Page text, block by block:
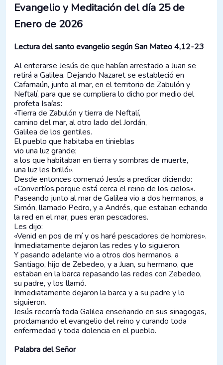
Evangelio y Meditación del día 25​ de
Enero de 2026
Lectura del santo evangelio según San Mateo 4,12-23
Al enterarse Jesús de que habían arrestado a Juan se
retirá a Galilea. Dejando Nazaret se estableció en
Cafarnaún, junto al mar, en el territorio de Zabulón y
Neftalí, para que se cumpliera lo dicho por medio del
profeta Isaías:
«Tierra de Zabulón y tierra de Neftalí,
camino del mar, al otro lado del Jordán,
Galilea de los gentiles.
El pueblo que habitaba en tinieblas
vio una luz grande;
a los que habitaban en tierra y sombras de muerte,
una luz les brilló».
Desde entonces comenzó Jesús a predicar diciendo:
«Convertíos,porque está cerca el reino de los cielos».
Paseando junto al mar de Galilea vio a dos hermanos, a
Simón, llamado Pedro, y a Andrés, que estaban echando
la red en el mar, pues eran pescadores.
Les dijo:
«Venid en pos de mí y os haré pescadores de hombres».
Inmediatamente dejaron las redes y lo siguieron.
Y pasando adelante vio a otros dos hermanos, a
Santiago, hijo de Zebedeo, y a Juan, su hermano, que
estaban en la barca repasando las redes con Zebedeo,
su padre, y los llamó.
Inmediatamente dejaron la barca y a su padre y lo
siguieron.
Jesús recorría toda Galilea enseñando en sus sinagogas,
proclamando el evangelio del reino y curando toda
enfermedad y toda dolencia en el pueblo.
Palabra del Señor